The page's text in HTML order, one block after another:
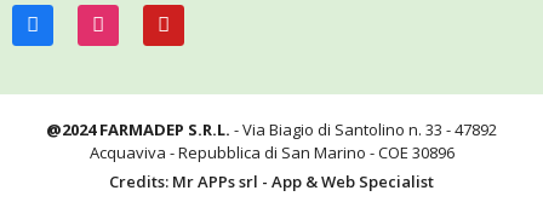
@2024 FARMADEP S.R.L. - Via Biagio di Santolino n. 33 - 47892
Acquaviva - Repubblica di San Marino - COE 30896
Credits: Mr APPs srl - App & Web Specialist